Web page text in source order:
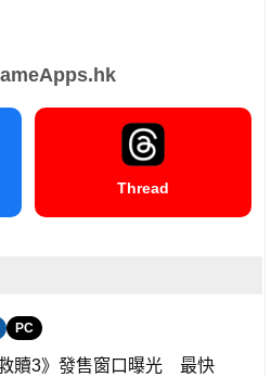
Thread
PC
救贖3》發售窗口曝光 最快